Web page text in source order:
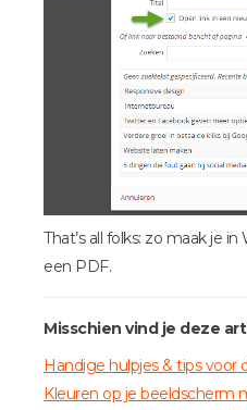
That’s all folks: zo maak je
een PDF.
Misschien vind je deze
Handige hulpjes & tips voor
Kleuren op je beeldscherm